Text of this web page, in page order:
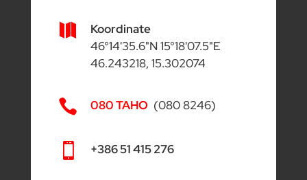

Koordinate
46°14'35.6"N 15°18'07.5"E
46.243218, 15.302074
 080 TAHO(080 8246)
 +386 51 415 276